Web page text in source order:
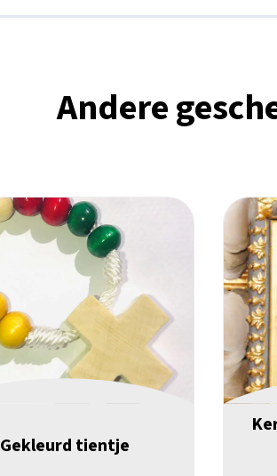
Andere
Gekleurd tientje